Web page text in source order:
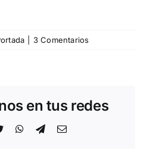
3 Comentarios
en tus redes
Twitter WhatsApp
TelegramCorreo